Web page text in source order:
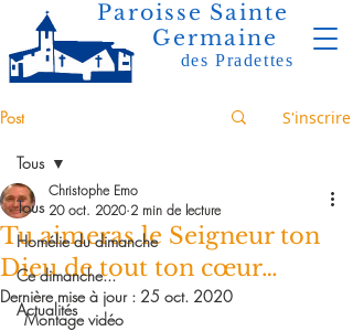
Paroisse Sainte
Germaine
des Pradettes
Post S'inscrire
Tous
Homélie du dimanche
Ce dimanche...
Actualités
Tous
Tu aimeras le Seigneur ton
Dieu de tout ton cœur…
Christophe Emo
20 oct. 2020 2 min de lecture
Dernière mise à jour : 25 oct. 2020
Montage vidéo